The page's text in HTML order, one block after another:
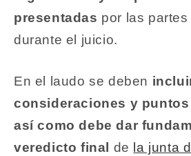
presentadas por las
durante el juicio.
En el laudo se deben
consideraciones y
así como debe dar
veredicto final de la junta